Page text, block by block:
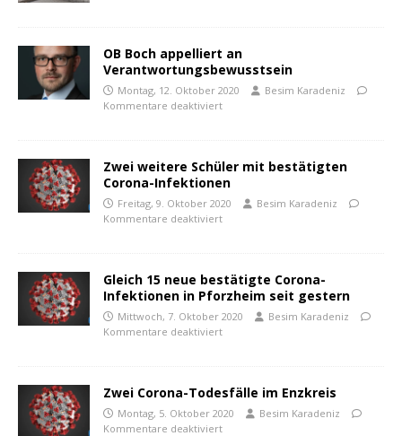
OB Boch appelliert an
Verantwortungsbewusstsein
Montag, 12. Oktober 2020
Besim Karadeniz
Kommentare deaktiviert
Zwei weitere Schüler mit bestätigten
Corona-Infektionen
Freitag, 9. Oktober 2020
Besim Karadeniz
Kommentare deaktiviert
Gleich 15 neue bestätigte Corona-
Infektionen in Pforzheim seit gestern
Mittwoch, 7. Oktober 2020
Besim Karadeniz
Kommentare deaktiviert
Zwei Corona-Todesfälle im Enzkreis
Montag, 5. Oktober 2020
Besim Karadeniz
Kommentare deaktiviert